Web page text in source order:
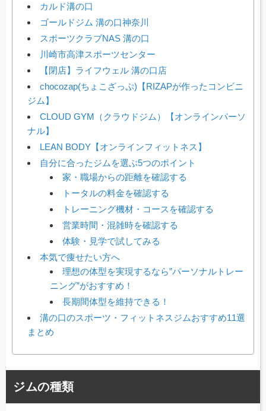
カルド溝の口
ゴールドジム 溝の口神奈川
スポーツクラブNAS 溝の口
川崎市高津スポーツセンター
【閉店】ライフウェル 溝の口店
chocozap(ちょこざっぷ)【RIZAPが作ったコンビニ
ジム】
CLOUD GYM（クラウドジム）【オンラインパーソ
ナル】
LEAN BODY【オンラインフィットネス】
自分に合ったジムを選ぶ5つのポイント
家・職場からの距離を確認する
トータルの料金を確認する
トレーニング機材・コースを確認する
営業時間・混雑時を確認する
体験・見学で試してみる
本気で痩せたい方へ
理想の体型を実現するなら”パーソナルトレー
ニング”がおすすめ！
長期間体型を維持できる！
溝の口のスポーツ・フィットネスジムおすすめ11選
まとめ
ジムの種類